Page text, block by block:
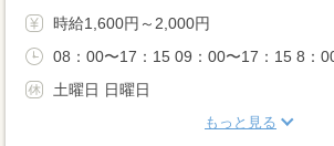
時給1,600円～2,000円
08：00〜17：15 09：00〜17：15 8：
土曜日 日曜日
もっと見る